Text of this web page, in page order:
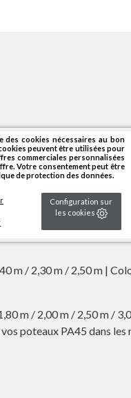
cookies nécessaires au bon
peuvent être utilisées pour
commerciales personnalisées
Votre consentement peut être
de protection des données.
Configuration sur
les cookies
m | Coloris : RAL 7016
m / 2,30 m / 2,50 m |
m / 2,00 m / 2,50 m /
poteaux PA45 dans les